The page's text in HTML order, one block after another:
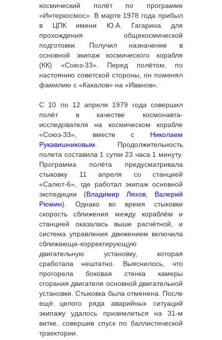
космический полёт по программе
«Интеркосмос». В марте 1978 года прибыл
в ЦПК имени Ю.А. Гагарина для
прохождения общекосмической
подготовки. Получил назначение в
основной экипаж космического корабля
(КК) «Союз-33». Перед полётом, по
настоянию советской стороны, он поменял
фамилию с «Какалов» на «Иванов».
С 10 по 12 апреля 1979 года совершил
полёт в качестве космонавта-
исследователя на космическом корабле
«Союз-33», вместе с Николаем
Рукавишниковым . Продолжительность
полета составила 1 сутки 23 часа 1 минуту.
Программа полёта предусматривала
стыковку 11 апреля со станцией
«Салют-6», где работал экипаж основной
экспедиции (Владимир Ляхов
Валерий
Рюмин). Однако во время стыковки
скорость сближения между кораблём и
станцией оказалась выше расчётной, и
система управления движением включила
сближающе-корректирующую
двигательную установку, которая
сработала нештатно. Выяснилось, что
прогорела боковая стенка камеры
сгорания двигателя основной двигательной
установки. Стыковка была отменена. После
ещё целого ряда аварийных ситуаций
экипажу удалось приземлиться на 31-м
витке, совершив спуск по баллистической
траектории.